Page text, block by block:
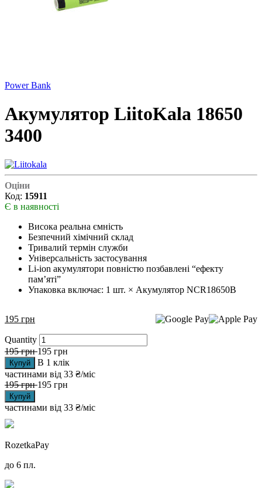
Power Bank
Акумулятор LiitoKala 18650
3400
Оціни
Код: 15911
Є в наявності
Висока реальна ємність
Безпечний хімічний склад
Тривалий термін служби
Універсальність застосування
Li-ion акумулятори повністю позбавлені “ефекту
пам’яті”
Упаковка включає: 1 шт. × Акумулятор NCR18650B
195 грн
Quantity
195грн 195 грн
Купуй
В 1 клік
частинами від 33 ₴/міс
195грн 195 грн
Купуй
частинами від 33 ₴/міс
RozetkaPay
до 6 пл.